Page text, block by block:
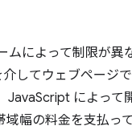
によって制限が異
してウェブページで
JavaScript によって
幅の料金を支払っ